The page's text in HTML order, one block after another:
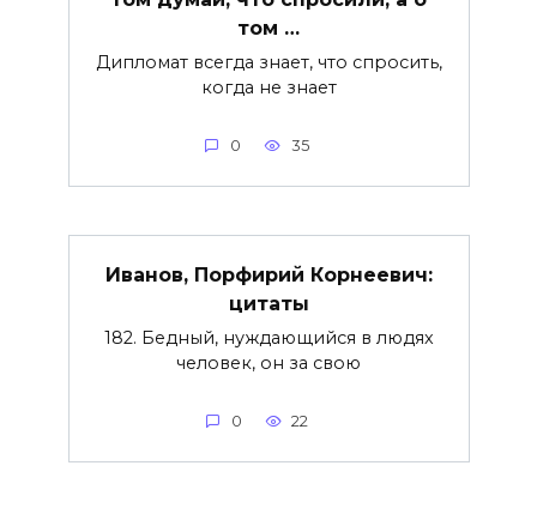
том …
Дипломат всегда знает, что спросить,
когда не знает
0 35
Иванов, Порфирий Корнеевич:
цитаты
182. Бедный, нуждающийся в людях
человек, он за свою
0 22